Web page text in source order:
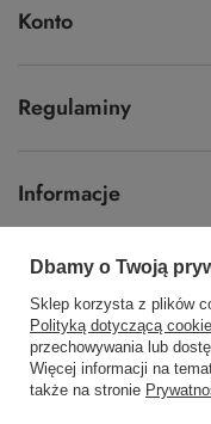
Konto
Regulaminy
Informacje
58 762 91 40
sklep@hurtowniawera.pl
Dbamy o Twoją
Sklep korzysta z plików
Polityką dotyczącą
przechowywania lub
Więcej informacji na
także na stronie